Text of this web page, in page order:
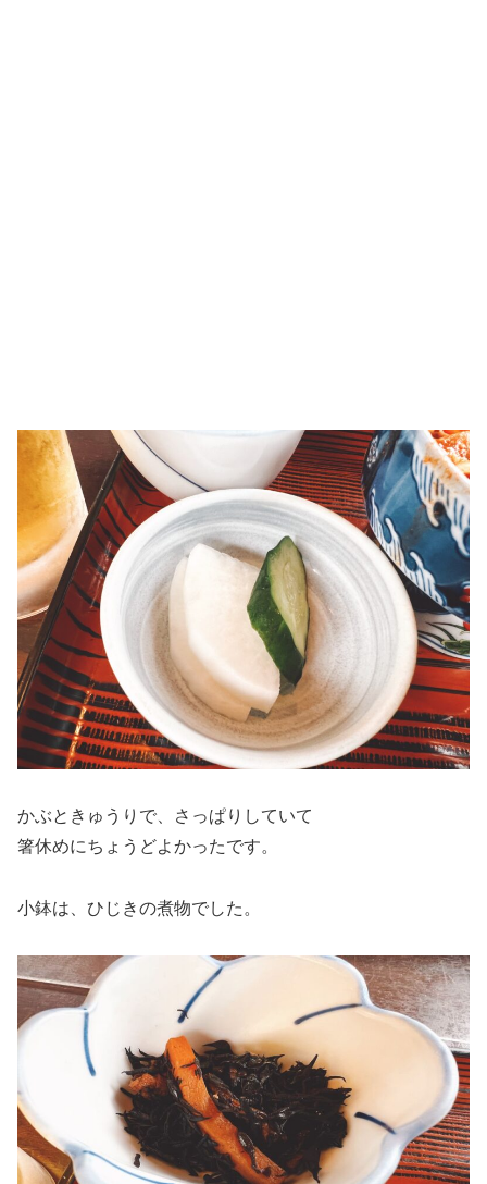
かぶときゅうりで、さっぱりしていて
箸休めにちょうどよかったです。
小鉢は、ひじきの煮物でした。